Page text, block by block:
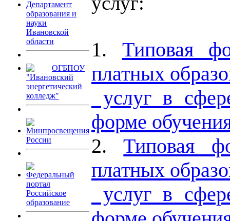
Департамент
образования и
науки
Ивановской
области
ОГБПОУ
"Ивановский
энергетический
колледж"
Минпросвещения
России
Федеральный
портал
Российское
образование
1. Типовая
платных
услуг в
форме
2.Типовая
платных
услуг в